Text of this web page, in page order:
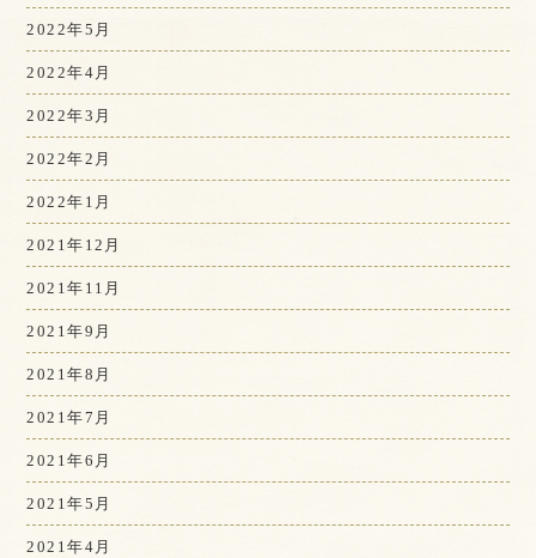
2022年5月
2022年4月
2022年3月
2022年2月
2022年1月
2021年12月
2021年11月
2021年9月
2021年8月
2021年7月
2021年6月
2021年5月
2021年4月